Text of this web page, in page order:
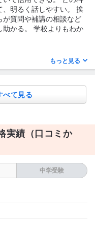
事無く通える感じでし
力を知る判断材料となっ
と言える環境作りが出来
進め方をされていまし
など覚えていません。
明るく話しやすい。 挨
質問や補講の相談など
かる。 学校よりもわか
ない時も、補講を組んで
通に授業を学校のよう
をする。 席次も出る。点
。 授業はわかりやす
屈しない時間を過ごして
もっと見る
べて見る
実績（口コミか
中学受験